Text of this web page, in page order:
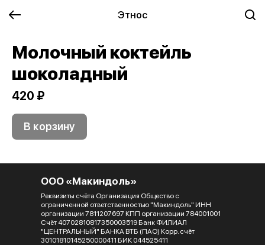
Этнос
Молочный коктейль
шоколадный
420 ₽
В корзину
ООО «Макиндоль»
Реквизиты счёта Организация Общество с
ограниченной ответственностью "Макиндоль" ИНН
организации 7811207697 КПП организации 784001001
Счёт 40702810817350003519 Банк ФИЛИАЛ
"ЦЕНТРАЛЬНЫЙ" БАНКА ВТБ (ПАО) Корр. счёт
30101810145250000411 БИК 044525411